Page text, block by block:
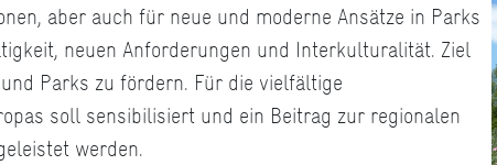
aber auch für neue und moderne Ansätze in Parks
neuen Anforderungen und Interkulturalität. Ziel
Parks zu fördern. Für die vielfältige
soll sensibilisiert und ein Beitrag zur regionalen
werden.